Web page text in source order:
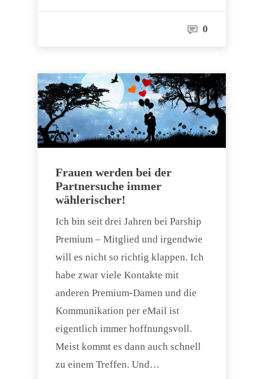
0
Frauen werden bei der
Partnersuche immer
wählerischer!
Ich bin seit drei Jahren bei Parship
Premium – Mitglied und irgendwie
will es nicht so richtig klappen. Ich
habe zwar viele Kontakte mit
anderen Premium-Damen und die
Kommunikation per eMail ist
eigentlich immer hoffnungsvoll.
Meist kommt es dann auch schnell
zu einem Treffen. Und…